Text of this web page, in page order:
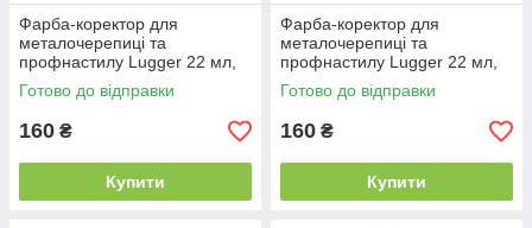
Фарба-коректор для
металочерепиці та
профнастилу Lugger 22 мл,
RAL 7016 темний графіт
Готово до відправки
160 ₴
Купити
Фарба-коректор для
металочерепиці та
профнастилу Lugger 22 мл,
RAL 6005 зелений
Готово до відправки
160 ₴
Купити